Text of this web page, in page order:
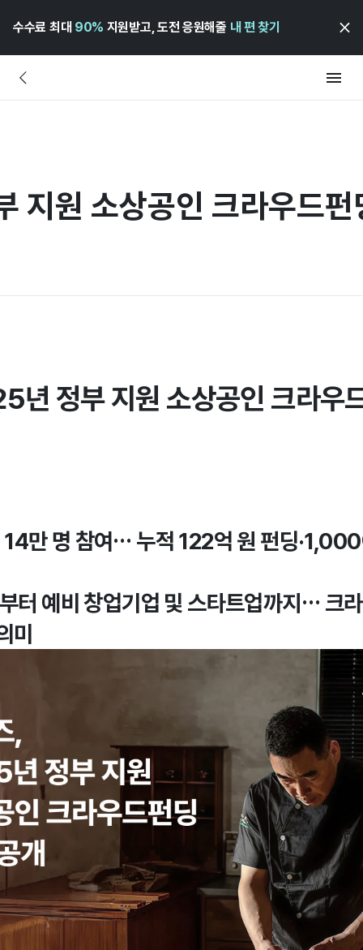
수수료 최대 90% 지원받고, 도전 응원해줄 내 편 찾기
지원 소상공인 크라우드펀
년 정부 지원 소상공인 크라우
만 명 참여… 누적 122억 원 펀딩·1,000
터 예비 창업기업 및 스타트업까지… 크
미